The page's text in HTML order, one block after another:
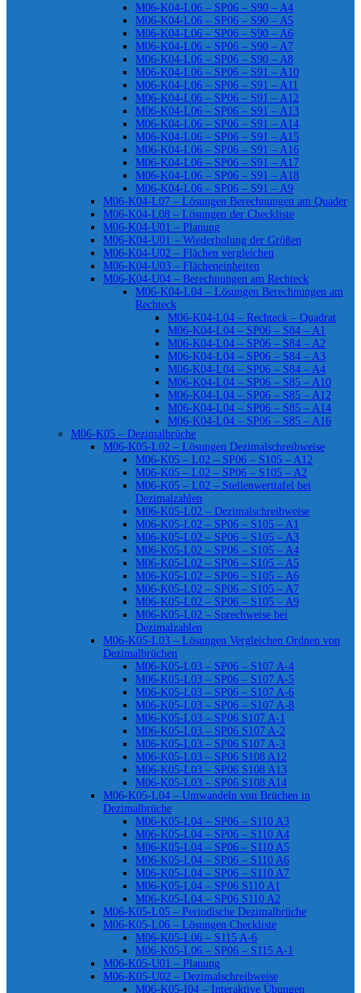
M06-K04-L06 – SP06 – S90 – A4
M06-K04-L06 – SP06 – S90 – A5
M06-K04-L06 – SP06 – S90 – A6
M06-K04-L06 – SP06 – S90 – A7
M06-K04-L06 – SP06 – S90 – A8
M06-K04-L06 – SP06 – S91 – A10
M06-K04-L06 – SP06 – S91 – A11
M06-K04-L06 – SP06 – S91 – A12
M06-K04-L06 – SP06 – S91 – A13
M06-K04-L06 – SP06 – S91 – A14
M06-K04-L06 – SP06 – S91 – A15
M06-K04-L06 – SP06 – S91 – A16
M06-K04-L06 – SP06 – S91 – A17
M06-K04-L06 – SP06 – S91 – A18
M06-K04-L06 – SP06 – S91 – A9
M06-K04-L07 – Lösungen Berechnungen am Quader
M06-K04-L08 – Lösungen der Checkliste
M06-K04-U01 – Planung
M06-K04-U01 – Wiederholung der Größen
M06-K04-U02 – Flächen vergleichen
M06-K04-U03 – Flächeneinheiten
M06-K04-U04 – Berechnungen am Rechteck
M06-K04-L04 – Lösungen Berechnungen am
Rechteck
M06-K04-L04 – Rechteck – Quadrat
M06-K04-L04 – SP06 – S84 – A1
M06-K04-L04 – SP06 – S84 – A2
M06-K04-L04 – SP06 – S84 – A3
M06-K04-L04 – SP06 – S84 – A4
M06-K04-L04 – SP06 – S85 – A10
M06-K04-L04 – SP06 – S85 – A12
M06-K04-L04 – SP06 – S85 – A14
M06-K04-L04 – SP06 – S85 – A16
M06-K05 – Dezimalbrüche
M06-K05-L02 – Lösungen Dezimalschreibweise
M06-K05 – L02 – SP06 – S105 – A12
M06-K05 – L02 – SP06 – S105 – A2
M06-K05 – L02 – Stellenwerttafel bei
Dezimalzahlen
M06-K05-L02 – Dezimalschreibweise
M06-K05-L02 – SP06 – S105 – A1
M06-K05-L02 – SP06 – S105 – A3
M06-K05-L02 – SP06 – S105 – A4
M06-K05-L02 – SP06 – S105 – A5
M06-K05-L02 – SP06 – S105 – A6
M06-K05-L02 – SP06 – S105 – A7
M06-K05-L02 – SP06 – S105 – A9
M06-K05-L02 – Sprechweise bei
Dezimalzahlen
M06-K05-L03 – Lösungen Vergleichen Ordnen von
Dezimalbrüchen
M06-K05-L03 – SP06 – S107 A-4
M06-K05-L03 – SP06 – S107 A-5
M06-K05-L03 – SP06 – S107 A-6
M06-K05-L03 – SP06 – S107 A-8
M06-K05-L03 – SP06 S107 A-1
M06-K05-L03 – SP06 S107 A-2
M06-K05-L03 – SP06 S107 A-3
M06-K05-L03 – SP06 S108 A12
M06-K05-L03 – SP06 S108 A13
M06-K05-L03 – SP06 S108 A14
M06-K05-L04 – Umwandeln von Brüchen in
Dezimalbrüche
M06-K05-L04 – SP06 – S110 A3
M06-K05-L04 – SP06 – S110 A4
M06-K05-L04 – SP06 – S110 A5
M06-K05-L04 – SP06 – S110 A6
M06-K05-L04 – SP06 – S110 A7
M06-K05-L04 – SP06 S110 A1
M06-K05-L04 – SP06 S110 A2
M06-K05-L05 – Periodische Dezimalbrüche
M06-K05-L06 – Lösungen Checkliste
M06-K05-L06 – S115 A-6
M06-K05-L06 – SP06 – S115 A-1
M06-K05-U01 – Planung
M06-K05-U02 – Dezimalschreibweise
M06-K05-I04 – Interaktive Übungen